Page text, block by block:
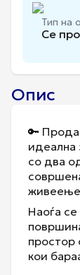
Тип на
Се
Опис
🔑
идеална
со два
Наоѓа
простор
кои